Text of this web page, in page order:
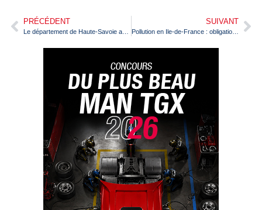
PRÉCÉDENT
Le département de Haute-Savoie acquiert 9 porteurs MAN TGS
SUIVANT
Pollution en Ile-de-France : obligation de contournement pour les camions